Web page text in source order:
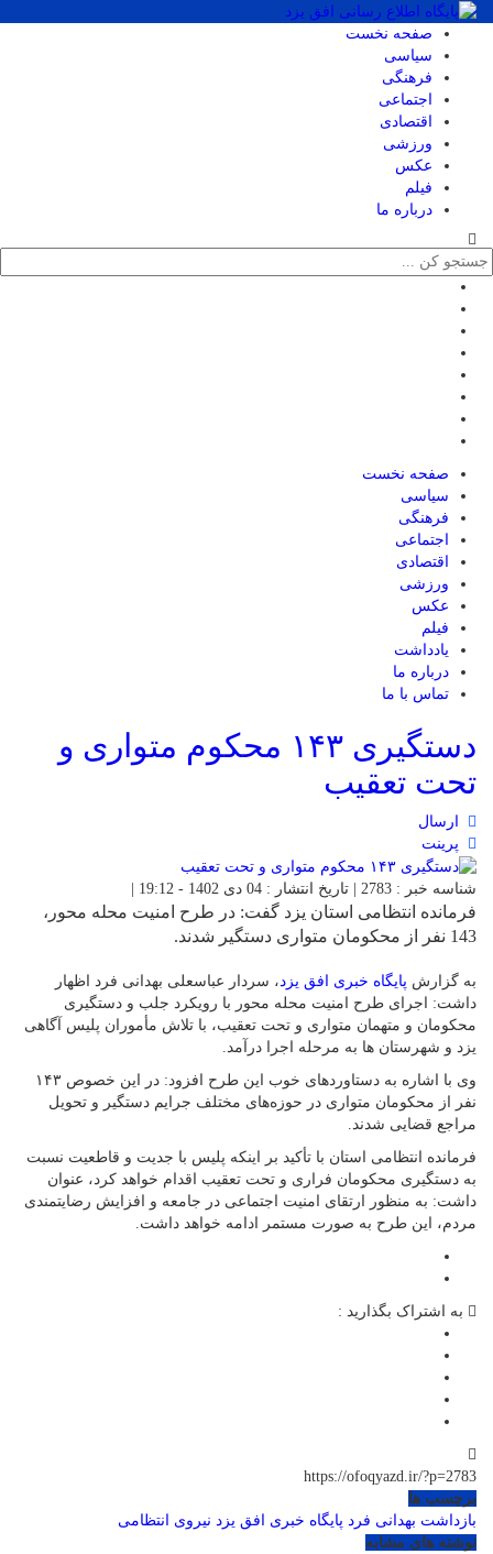
صفحه نخست
سیاسی
فرهنگی
اجتماعی
اقتصادی
ورزشی
عکس
فیلم
درباره ما
صفحه نخست
سیاسی
فرهنگی
اجتماعی
اقتصادی
ورزشی
عکس
فیلم
یادداشت
درباره ما
تماس با ما
دستگیری ۱۴۳ محکوم متواری و
تحت تعقیب
ارسال
پرینت
شناسه خبر : 2783 | تاریخ انتشار : 04 دی 1402 - 19:12 |
فرمانده انتظامی استان یزد گفت: در طرح امنيت محله محور،
143 نفر از محکومان متواری دستگیر شدند.
به گزارش پایگاه خبری افق یز د ، سردار عباسعلی بهدانی فرد اظهار
داشت: اجرای طرح امنیت محله محور با رویکرد جلب و دستگیری
محکومان و متهمان متواری و تحت تعقیب، با تلاش مأموران پلیس آگاهی
یزد و شهرستان ها به مرحله اجرا درآمد.
وی با اشاره به دستاوردهای خوب این طرح افزود: در این خصوص ۱۴۳
نفر از محکومان متواری در حوزه‌های مختلف جرایم دستگیر و تحویل
مراجع قضایی شدند.
فرمانده انتظامی استان با تأکید بر اینکه پلیس با جدیت و قاطعیت نسبت
به دستگیری محکومان فراری و تحت تعقیب اقدام خواهد کرد، عنوان
داشت: به منظور ارتقای امنیت اجتماعی در جامعه و افزایش رضایتمندی
مردم، این طرح به صورت مستمر ادامه‌ خواهد داشت.
به اشتراک بگذارید :
https://ofoqyazd.ir/?p=2783
برچسب ها
بازداشت بهدانی فرد پایگاه خبری افق یزد نیروی انتظامی
نوشته های مشابه